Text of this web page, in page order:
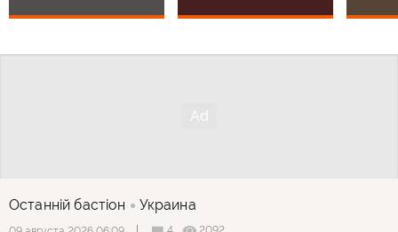
Останнiй бастiон Украина